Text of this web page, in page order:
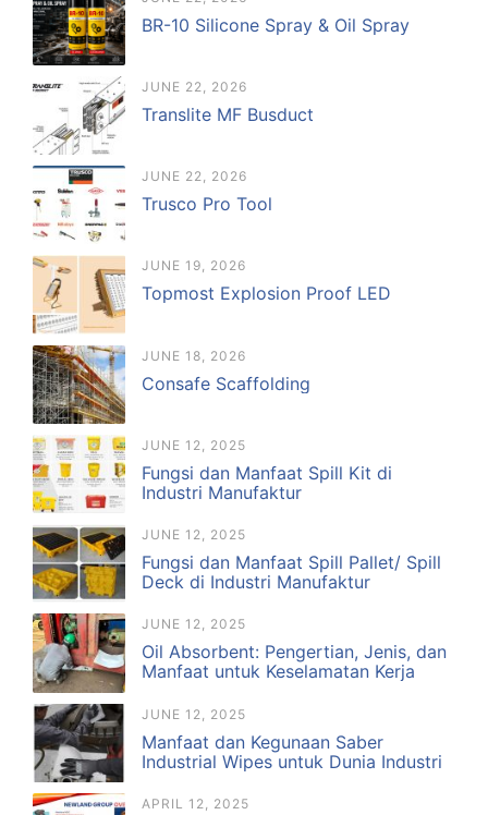
BR-10 Silicone Spray & Oil Spray
JUNE 22, 2026
Translite MF Busduct
JUNE 22, 2026
Trusco Pro Tool
JUNE 19, 2026
Topmost Explosion Proof LED
JUNE 18, 2026
Consafe Scaffolding
JUNE 12, 2025
Fungsi dan Manfaat Spill Kit di
Industri Manufaktur
JUNE 12, 2025
Fungsi dan Manfaat Spill Pallet/ Spill
Deck di Industri Manufaktur
JUNE 12, 2025
Oil Absorbent: Pengertian, Jenis, dan
Manfaat untuk Keselamatan Kerja
JUNE 12, 2025
Manfaat dan Kegunaan Saber
Industrial Wipes untuk Dunia Industri
APRIL 12, 2025